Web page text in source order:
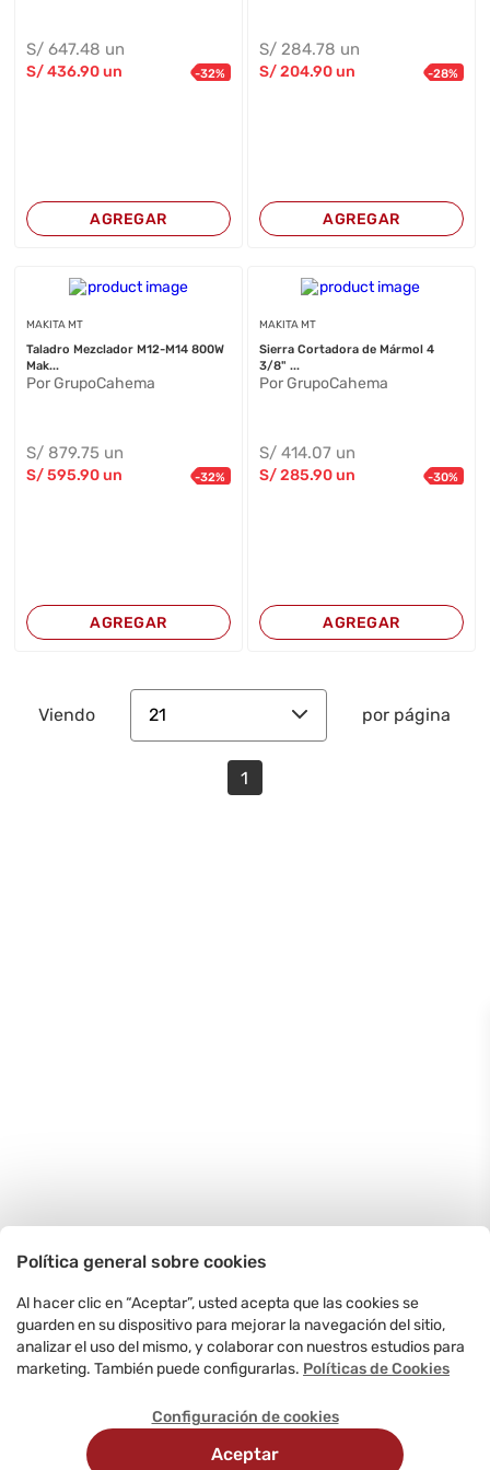
S/647.48 un
S/436.90 un -32%
AGREGAR
S/ 284.78 un
S/204.90un -28%
AGREGAR
MAKITA MT
Taladro Mezclador M12-M14 800W
Mak...
Por GrupoCahema
S/ 879.75 un
S/595.90 un -32%
AGREGAR
MAKITA MT
Sierra Cortadora de Mármol 4
3/8" ...
Por GrupoCahema
S/ 414.07 un
S/285.90un -30%
AGREGAR
Viendo 21 por página
1
Política general sobre cookies
Al hacer clic en “Aceptar”, usted acepta que las cookies se
guarden en su dispositivo para mejorar la navegación del sitio,
analizar el uso del mismo, y colaborar con nuestros estudios para
marketing. También puede configurarlas. Políticas de Cookies
Configuración de cookies
Aceptar